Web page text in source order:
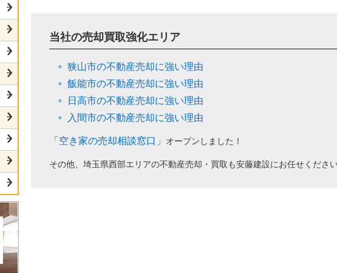
当社の売却買取強化エリア
狭山市の不動産売却に強い理由
飯能市の不動産売却に強い理由
日高市の不動産売却に強い理由
入間市の不動産売却に強い理由
「空き家の売却相談窓口」 オープンしました！
その他、埼玉県西部エリアの不動産売却・買取も安藤建設にお任せくださ